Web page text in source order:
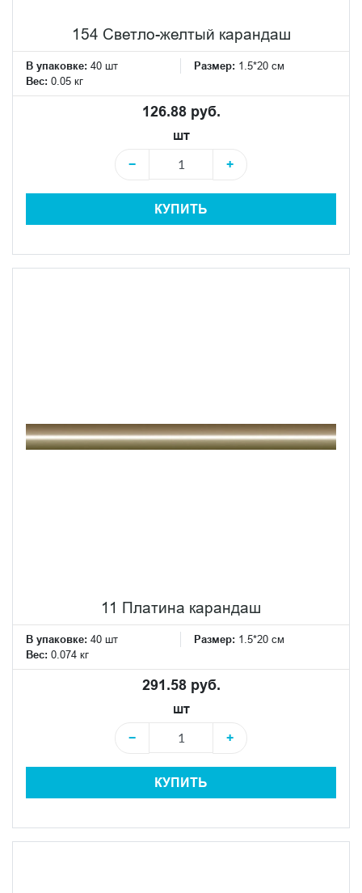
154 Светло-желтый карандаш
В упаковке: 40 шт Размер: 1.5*20 см
Вес: 0.05 кг
126.88 руб.
шт
−
+
КУПИТЬ
11 Платина карандаш
В упаковке: 40 шт Размер: 1.5*20 см
Вес: 0.074 кг
291.58 руб.
шт
−
+
КУПИТЬ